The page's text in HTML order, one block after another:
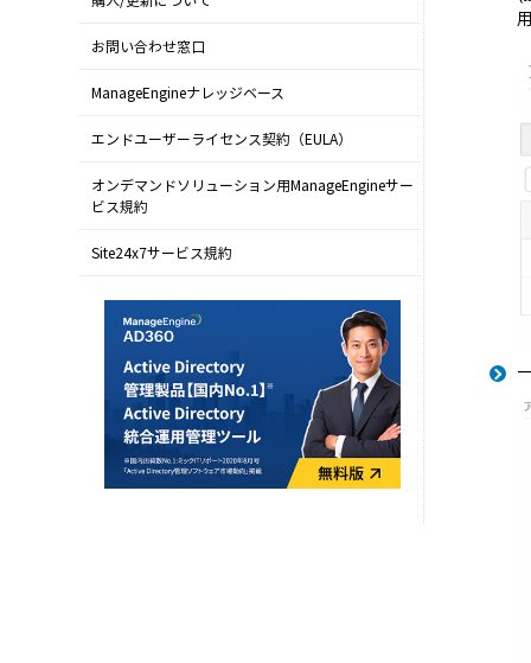
お問い合わせ窓口
ManageEngineナレッジベース
エンドユーザーライセンス契約（EULA）
オンデマンドソリューション用ManageEngineサー
ビス規約
Site24x7サービス規約